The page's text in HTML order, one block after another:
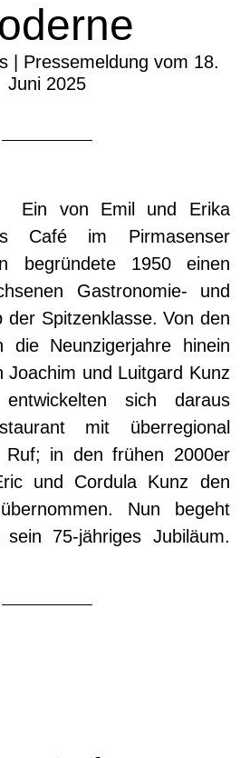
| Pressemeldung vom 18.
Juni 2025
Ein von Emil und Erika
Café im Pirmasenser
begründete 1950 einen
Gastronomie- und
der Spitzenklasse. Von den
die Neunzigerjahre hinein
Joachim und Luitgard Kunz
entwickelten sich daraus
mit überregional
Ruf; in den frühen 2000er
und Cordula Kunz den
Nun begeht
75-jähriges Jubiläum.